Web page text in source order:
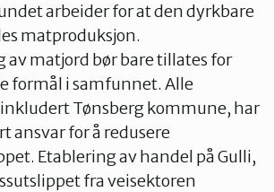
arbeider for at den dyrkbare
matproduksjon.
av matjord bør bare tillates for
formål i samfunnet. Alle
Tønsberg kommune, har
ansvar for å redusere
Etablering av handel på Gulli,
fra veisektoren